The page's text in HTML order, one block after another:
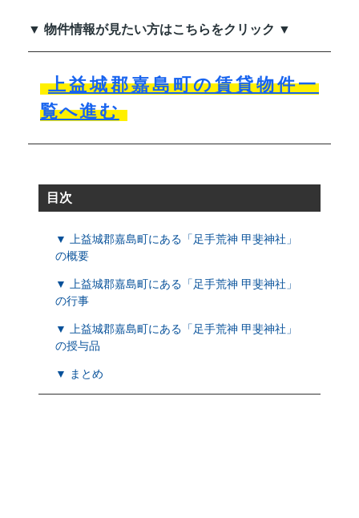
▼ 物件情報が見たい方はこちらをクリック ▼
上益城郡嘉島町の賃貸物件一
覧へ進む
目次
▼ 上益城郡嘉島町にある「足手荒神 甲斐神社」
の概要
▼ 上益城郡嘉島町にある「足手荒神 甲斐神社」
の行事
▼ 上益城郡嘉島町にある「足手荒神 甲斐神社」
の授与品
▼ まとめ